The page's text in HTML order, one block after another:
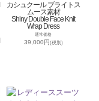
カシュクール ブライトス
ムース素材
Shiny Double Face Knit
Wrap Dress
通常価格
39,000円(税別)